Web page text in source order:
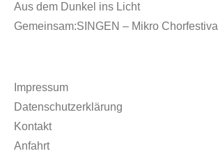
Aus dem Dunkel ins Licht
Gemeinsam:SINGEN – Mikro Chorfestival
Impressum
Datenschutzerklärung
Kontakt
Anfahrt